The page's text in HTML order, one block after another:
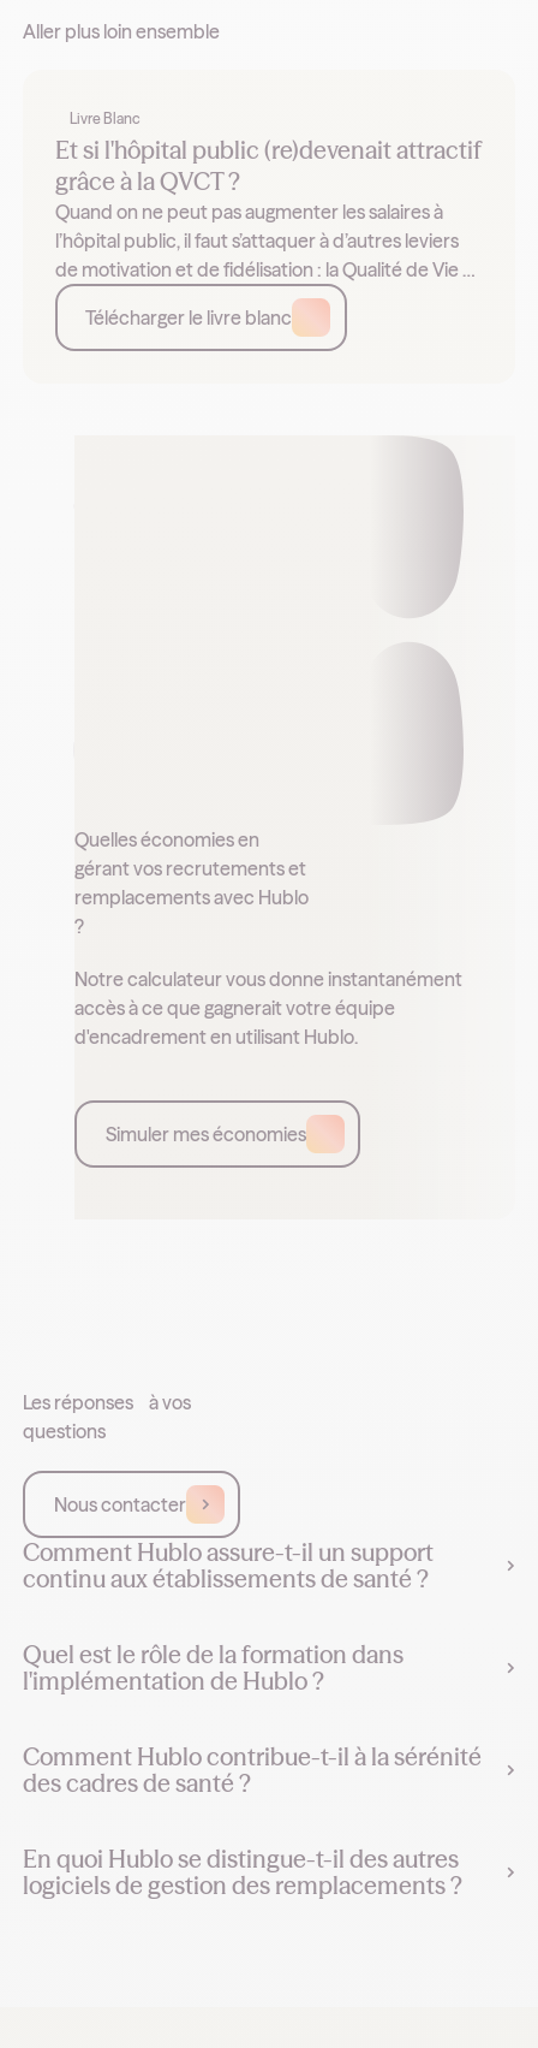
Aller plus loin ensemble
Livre Blanc
Et si l'hôpital public (re)devenait attractif
grâce à la QVCT ?
Quand on ne peut pas augmenter les salaires à
l’hôpital public, il faut s’attaquer à d’autres leviers
de motivation et de fidélisation : la Qualité de Vie et
les Conditions de Travail (QVCT). Exemples et
leviers.
Télécharger le livre blanc
Quelles économies en
gérant vos recrutements et
remplacements avec Hublo
?
Notre calculateur vous donne instantanément
accès à ce que gagnerait votre équipe
d'encadrement en utilisant Hublo.
Simuler mes économies
Les réponses à vos
questions
Nous contacter
Comment Hublo assure-t-il un support
continu aux établissements de santé ?
Quel est le rôle de la formation dans
l'implémentation de Hublo ?
Comment Hublo contribue-t-il à la sérénité
des cadres de santé ?
En quoi Hublo se distingue-t-il des autres
logiciels de gestion des remplacements ?